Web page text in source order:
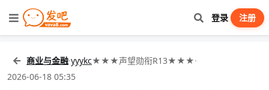
登录 注册
商业与金融·yyykc★★★声望勋衔R13★★★·
2026-06-18 05:35